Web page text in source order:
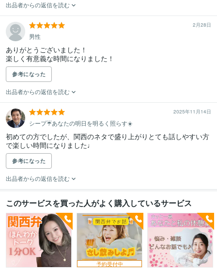
出品者からの返信を読む
2月28日
男性
ありがとうございました！
楽しく有意義な時間になりました！
参考になった
出品者からの返信を読む
2025年11月14日
シープ☔️あなたの明日を明るく照らす☀️
初めての方でしたが、関西のネタで盛り上がりとても話しやすい方
で楽しい時間になりました♩
参考になった
出品者からの返信を読む
このサービスを買った人がよく購入しているサービス
予約受付中